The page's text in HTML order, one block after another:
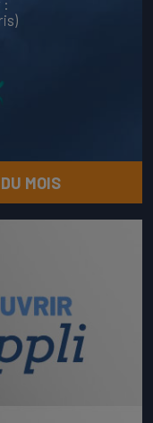
:
MOIS